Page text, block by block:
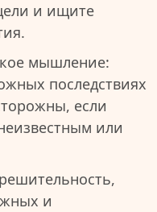
и ищите
мышление:
последствиях
если
или
и